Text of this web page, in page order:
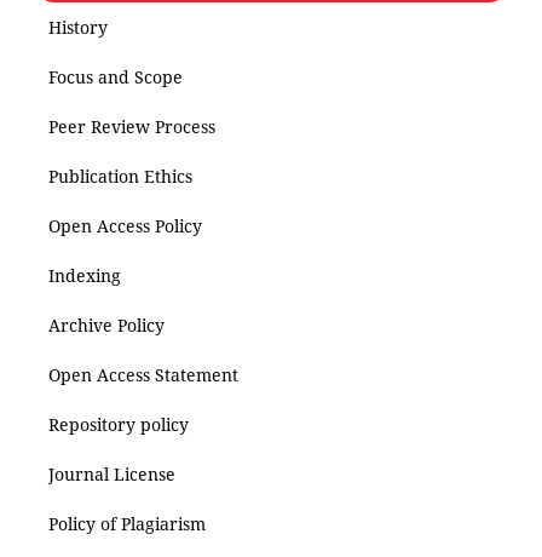
History
Focus and Scope
Peer Review Process
Publication Ethics
Open Access Policy
Indexing
Archive Policy
Open Access Statement
Repository policy
Journal License
Policy of Plagiarism